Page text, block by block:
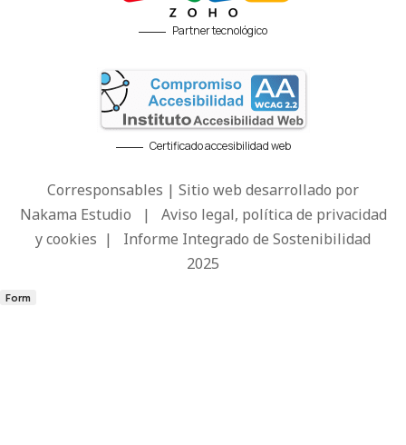
Partner tecnológico
Certificado accesibilidad web
Corresponsables | Sitio web desarrollado por
Nakama Estudio | Aviso legal, política de privacidad
y cookies | Informe Integrado de Sostenibilidad
2025
Form